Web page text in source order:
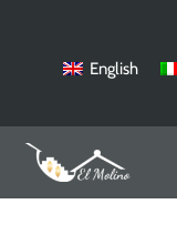
English